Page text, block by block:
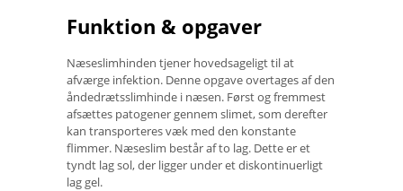
Funktion & opgaver
Næseslimhinden tjener hovedsageligt til at
afværge infektion. Denne opgave overtages af den
åndedrætsslimhinde i næsen. Først og fremmest
afsættes patogener gennem slimet, som derefter
kan transporteres væk med den konstante
flimmer. Næseslim består af to lag. Dette er et
tyndt lag sol, der ligger under et diskontinuerligt
lag gel.